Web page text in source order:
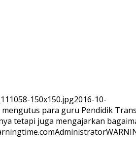
150x150.jpg2016-10-
para guru Pendidik
tetapi juga mengajarkan
Administrator